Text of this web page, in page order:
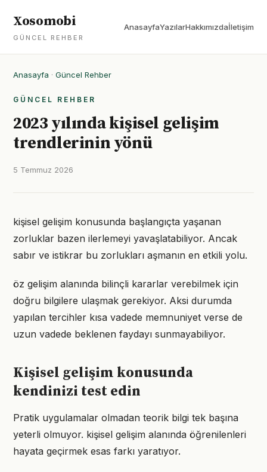
Xosomobi
GÜNCEL REHBER
AnasayfaYazılarHakkımızdaİletişim
Anasayfa · Güncel Rehber
GÜNCEL REHBER
2023 yılında kişisel gelişim
trendlerinin yönü
5 Temmuz 2026
kişisel gelişim konusunda başlangıçta yaşanan
zorluklar bazen ilerlemeyi yavaşlatabiliyor. Ancak
sabır ve istikrar bu zorlukları aşmanın en etkili yolu.
öz gelişim alanında bilinçli kararlar verebilmek için
doğru bilgilere ulaşmak gerekiyor. Aksi durumda
yapılan tercihler kısa vadede memnuniyet verse de
uzun vadede beklenen faydayı sunmayabiliyor.
Kişisel gelişim konusunda
kendinizi test edin
Pratik uygulamalar olmadan teorik bilgi tek başına
yeterli olmuyor. kişisel gelişim alanında öğrenilenleri
hayata geçirmek esas farkı yaratıyor.